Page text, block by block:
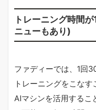
トレーニング時間
ニューもあり)
ファディーでは、1回
トレーニングをこなす
AIマシンを活用するこ